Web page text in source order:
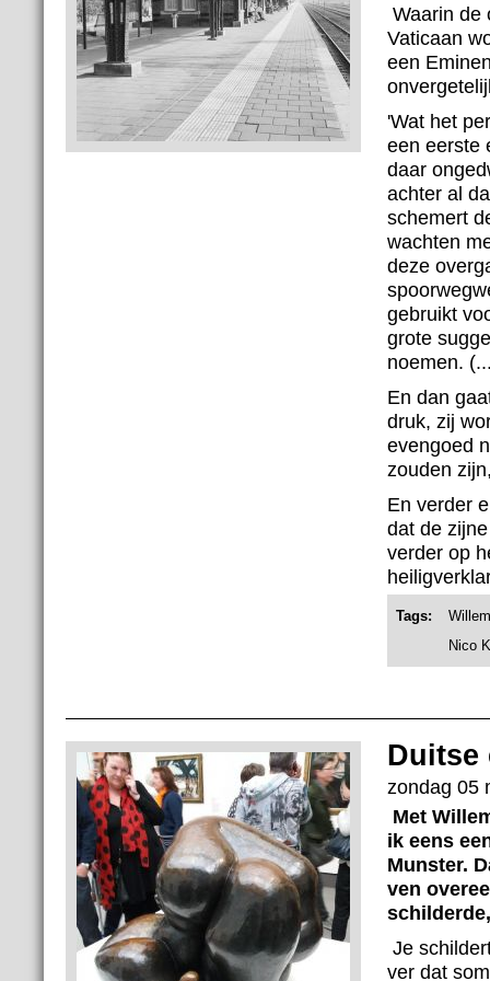
Waarin de
Vaticaan
een
'Wat het
een eerste
daar
achter al
schemert
wachten
deze
gebruikt
grote
noemen.
En dan
druk, zij
evengoed
zouden
En verder
dat de
verder op
Tags:
Nico
Duitse
zondag 05
Met
ik eens
Munster.
ven
Je
ver dat